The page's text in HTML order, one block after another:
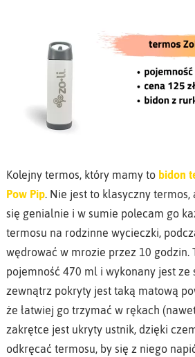
Kolejny termos, który mamy to bidon
Pow Pip. Nie jest to klasyczny termos,
się genialnie i w sumie polecam go
termosu na rodzinne wycieczki,
wędrować w mrozie przez 10 godzin.
pojemność 470 ml i wykonany jest ze
zewnątrz pokryty jest taką matową
że łatwiej go trzymać w rękach
zakrętce jest ukryty ustnik, dzięki
odkręcać termosu, by się z niego